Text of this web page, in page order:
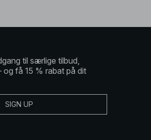
til særlige tilbud,
og få 15 % rabat på dit
SIGN UP